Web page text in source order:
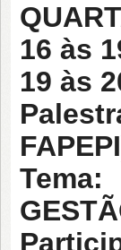
16 às
19 às
Tema: